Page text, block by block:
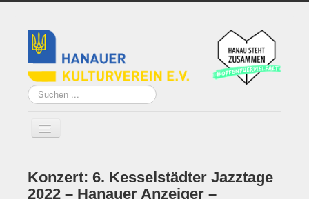
Suchen
...
Home
Konzert: 6. Kesselstädter Jazztage
2022 – Hanauer Anzeiger –